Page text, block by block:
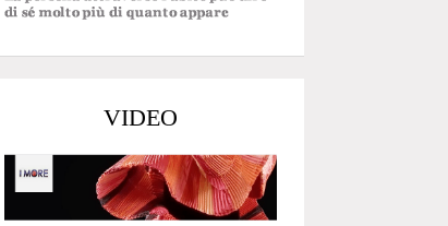
VIDEO